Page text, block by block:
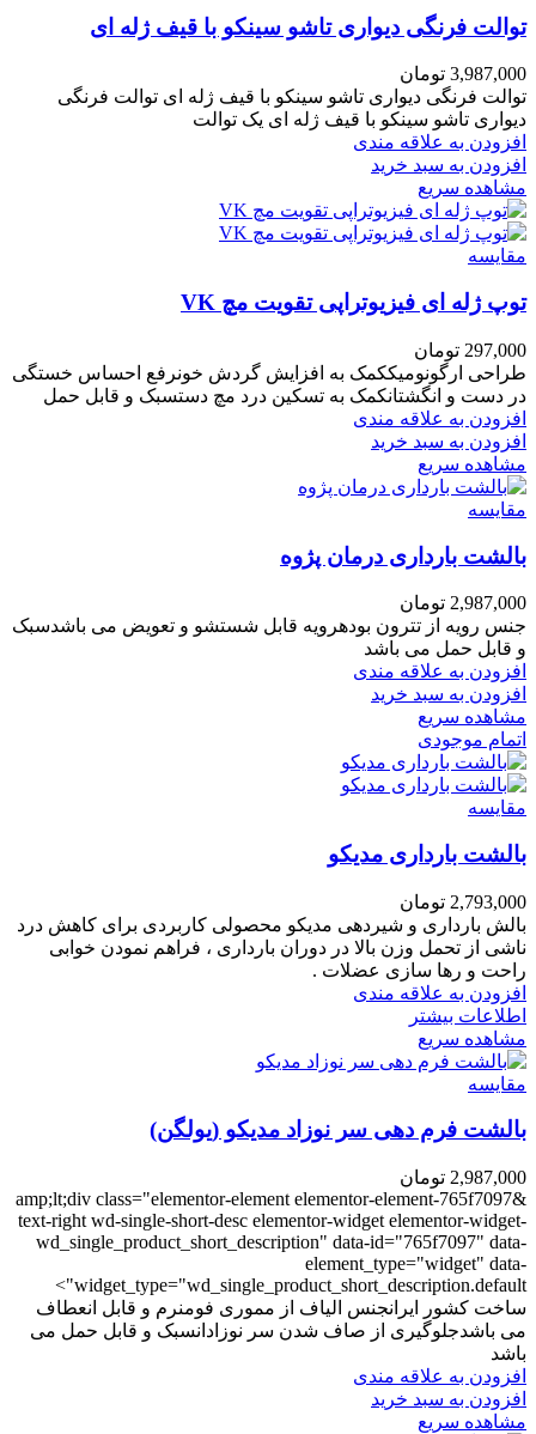
توالت فرنگی دیواری تاشو سینکو با قیف ژله ای
3,987,000 تومان
توالت فرنگی دیواری تاشو سینکو با قیف ژله ای توالت فرنگی
دیواری تاشو سینکو با قیف ژله ای یک توالت
افزودن به علاقه مندی
افزودن به سبد خرید
مشاهده سریع
مقایسه
توپ ژله ای فیزیوتراپی تقویت مچ VK
297,000 تومان
طراحی ارگونومیککمک به افزایش گردش خونرفع احساس خستگی
در دست و انگشتانکمک به تسکین درد مچ دستسبک و قابل حمل
افزودن به علاقه مندی
افزودن به سبد خرید
مشاهده سریع
مقایسه
بالشت بارداری درمان پژوه
2,987,000 تومان
جنس رویه از تترون بودهرویه قابل شستشو و تعویض می باشدسبک
و قابل حمل می باشد
افزودن به علاقه مندی
افزودن به سبد خرید
مشاهده سریع
اتمام موجودی
مقایسه
بالشت بارداری مدیکو
2,793,000 تومان
بالش بارداری و شیردهی مدیکو محصولی کاربردی برای کاهش درد
ناشی از تحمل وزن بالا در دوران بارداری ، فراهم نمودن خوابی
راحت و رها سازی عضلات .
افزودن به علاقه مندی
اطلاعات بیشتر
مشاهده سریع
مقایسه
بالشت فرم دهی سر نوزاد مدیکو (یولگن)
2,987,000 تومان
&amp;lt;div class="elementor-element elementor-element-765f7097
text-right wd-single-short-desc elementor-widget elementor-widget-
wd_single_product_short_description" data-id="765f7097" data-
element_type="widget" data-
widget_type="wd_single_product_short_description.default">
ساخت کشور ایرانجنس الیاف از مموری فومنرم و قابل انعطاف
می باشدجلوگیری از صاف شدن سر نوزادانسبک و قابل حمل می
باشد
افزودن به علاقه مندی
افزودن به سبد خرید
مشاهده سریع